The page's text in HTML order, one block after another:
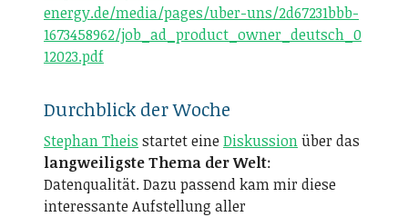
energy.de/media/pages/uber-uns/2d67231bbb-
1673458962/job_ad_product_owner_deutsch_0
12023.pdf
Durchblick der Woche
Stephan Theis startet eineDiskussionüber das
langweiligste Thema der Welt:
Datenqualität. Dazu passend kam mir diese
interessante Aufstellung aller